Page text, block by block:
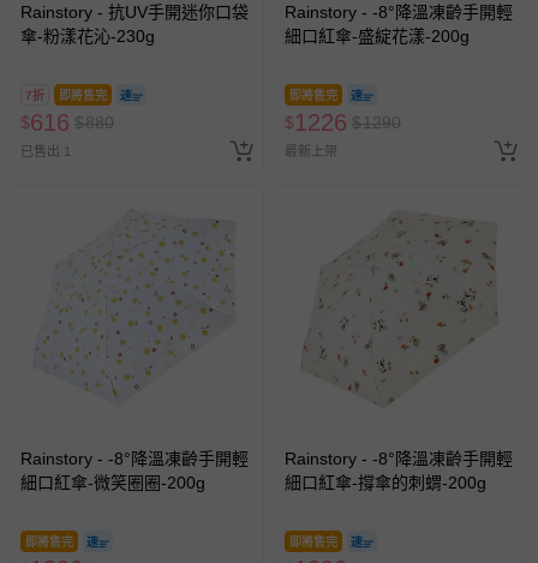
瑕疵退換貨所產生的運費，將由媽咪愛負責處理，若非瑕疵
退貨，您可至『查詢訂單』>『已出貨』中查詢該筆訂單，
至媽咪愛LINE@客服ID: @mamilove我們將依序為您處理
與服務，謝謝。
留商品未達活動門檻，將以原價計算，活動贈品亦需一併退
部分商品依據消費者保護法的規定，不適用七天鑑賞期/猶
豫期範圍：
易於腐敗、保存期限較短或解約時即將逾期（例如生鮮
商品、食品等）。
報紙、期刊或雜誌（惟書籍如經拆封、使用，則酌收整
新費用）。
等）。
Rainstory - 抗UV手開迷你口袋
傘-粉漾花沁-230g
7折 即將售完
$616 $880
已售出 1
Rainstory - -8°降溫凍齡手開輕
細口紅傘-盛綻花漾-200g
即將售完
$1226 $1290
最新上架
Rainstory - -8°降溫凍齡手開輕
細口紅傘-微笑圈圈-200g
即將售完
Rainstory - -8°降溫凍齡手開輕
細口紅傘-撐傘的刺蝟-200g
即將售完